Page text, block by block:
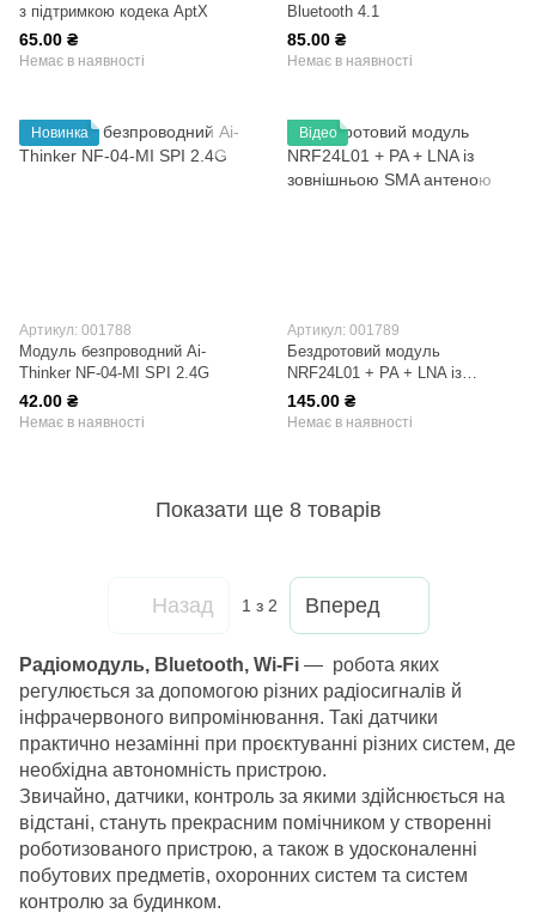
з підтримкою кодека AptX
65.00 ₴
Немає в наявності
Bluetooth 4.1
85.00 ₴
Немає в наявності
Новинка
Артикул: 001788
Модуль безпроводний Ai-
Thinker NF-04-MI SPI 2.4G
42.00 ₴
Немає в наявності
Відео
Артикул: 001789
Бездротовий модуль
NRF24L01 + PA + LNA із
зовнішньою SMA антеною
145.00 ₴
Немає в наявності
Показати ще 8 товарів
Назад 1 з 2 Вперед
Радіомодуль, Bluetooth, Wi-Fi — робота яких
регулюється за допомогою різних радіосигналів й
інфрачервоного випромінювання. Такі датчики
практично незамінні при проєктуванні різних систем, де
необхідна автономність пристрою.
Звичайно, датчики, контроль за якими здійснюється на
відстані, стануть прекрасним помічником у створенні
роботизованого пристрою, а також в удосконаленні
побутових предметів, охоронних систем та систем
контролю за будинком.